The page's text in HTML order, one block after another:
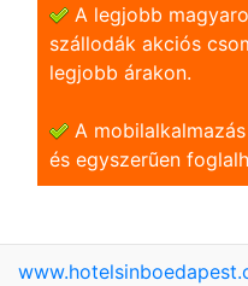
A legjobb
szállodák akciós
legjobb árakon.
A
és egyszerũen